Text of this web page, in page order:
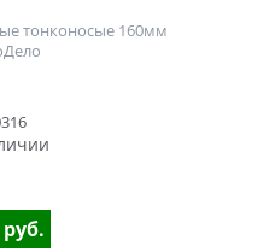
тонконосые 160мм